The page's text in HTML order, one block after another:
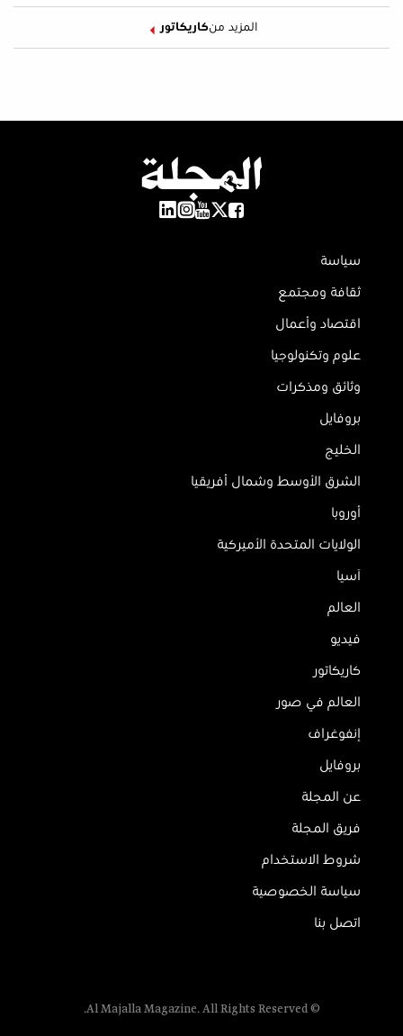
المزيد منكاريكاتور
سياسة
ثقافة ومجتمع
اقتصاد وأعمال
علوم وتكنولوجيا
وثائق ومذكرات
بروفايل
الخليج
الشرق الأوسط وشمال أفريقيا
أوروبا
الولايات المتحدة الأميركية
آسيا
العالم
فيديو
كاريكاتور
العالم في صور
إنفوغراف
بروفايل
عن المجلة
فريق المجلة
شروط الاستخدام
سياسة الخصوصية
اتصل بنا
© Al Majalla Magazine. All Rights Reserved.